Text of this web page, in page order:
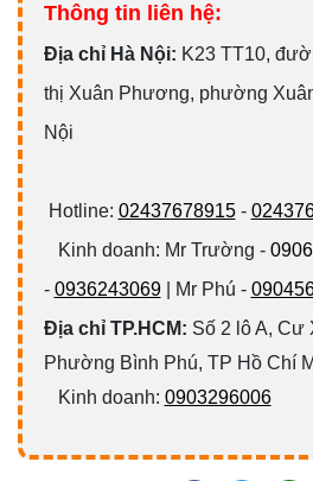
Thông tin liên hệ:
Địa chỉ Hà Nội: K23 TT10,
thị Xuân Phương, phường
Nội
Hotline: 02437678915-
Kinh doanh: Mr Trường -
- 0936243069| Mr Phú -
Địa chỉ TP.HCM: Số 2 lô A, Cư
Phường Bình Phú, TP Hồ Chí
Kinh doanh: 0903296006